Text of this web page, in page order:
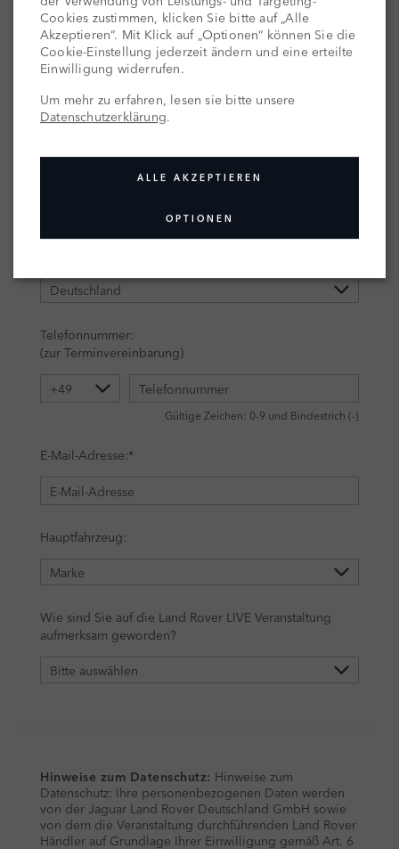
Cookies zustimmen, klicken Sie bitte auf „Alle
Akzeptieren“. Mit Klick auf „Optionen“ können Sie die
Cookie-Einstellung jederzeit ändern und eine erteilte
Einwilligung widerrufen.
Um mehr zu erfahren, lesen sie bitte unsere
Datenschutzerklärung.
OPTIONEN
ALLE AKZEPTIEREN